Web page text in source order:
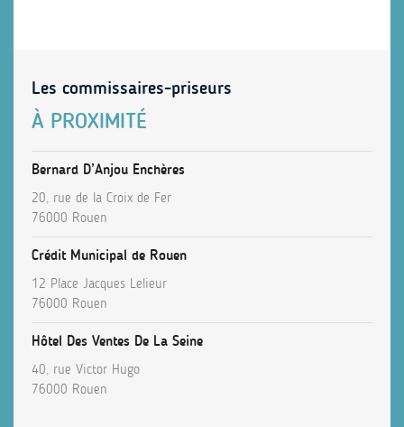
Les commissaires-priseurs
À PROXIMITÉ
Bernard D’Anjou Enchères
20, rue de la Croix de Fer
76000 Rouen
Crédit Municipal de Rouen
12 Place Jacques Lelieur
76000 Rouen
Hôtel Des Ventes De La Seine
40, rue Victor Hugo
76000 Rouen